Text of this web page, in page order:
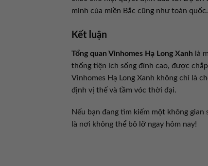
minh của miền Bắc cũng như toàn quốc.
Kết luận
Tổng quan Vinhomes Hạ Long Xanh là
thống tiện ích sống đỉnh cao, được
Vinhomes Hạ Long Xanh không chỉ là
định vị thế và tầm vóc thời đại.
Nếu bạn đang tìm kiếm một không
là nơi không thể bỏ lỡ ngay hôm nay!